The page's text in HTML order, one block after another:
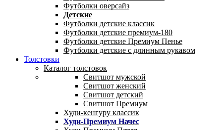
Футболки оверсайз
Детские
Футболки детские классик
Футболки детские премиум-180
Футболки детские Премиум Пенье
Футболки детские с длинным рукавом
Толстовки
Каталог толстовок
Свитшот мужской
Свитшот женский
Свитшот детский
Свитшот Премиум
Худи-кенгуру классик
Худи-Премиум Начес